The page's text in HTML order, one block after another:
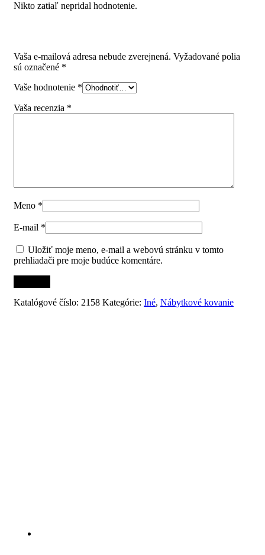
Nikto zatiaľ nepridal hodnotenie.
Vaša e-mailová adresa nebude zverejnená. Vyžadované polia
sú označené *
Vaše hodnotenie *
Vaša recenzia *
Meno *
E-mail *
Uložiť moje meno, e-mail a webovú stránku v tomto
prehliadači pre moje budúce komentáre.
Katalógové číslo: 2158 Kategórie: Iné, Nábytkové kovanie